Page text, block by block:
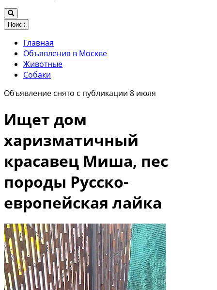
Поиск
Главная
Объявления в Москве
Животные
Собаки
Объявление снято с публикации 8 июля
Ищет дом
харизматичный
красавец Миша, пес
породы Русско-
европейская лайка